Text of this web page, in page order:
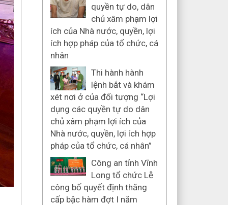
quyền tự do, dân
chủ xâm phạm lợi
ích của Nhà nước, quyền, lợi
ích hợp pháp của tổ chức, cá
nhân
Thi hành hành
lệnh bắt và khám
xét nơi ở của đối tượng “Lợi
dụng các quyền tự do dân
chủ xâm phạm lợi ích của
Nhà nước, quyền, lợi ích hợp
pháp của tổ chức, cá nhân”
Công an tỉnh Vĩnh
Long tổ chức Lễ
công bố quyết định thăng
cấp bậc hàm đợt I năm